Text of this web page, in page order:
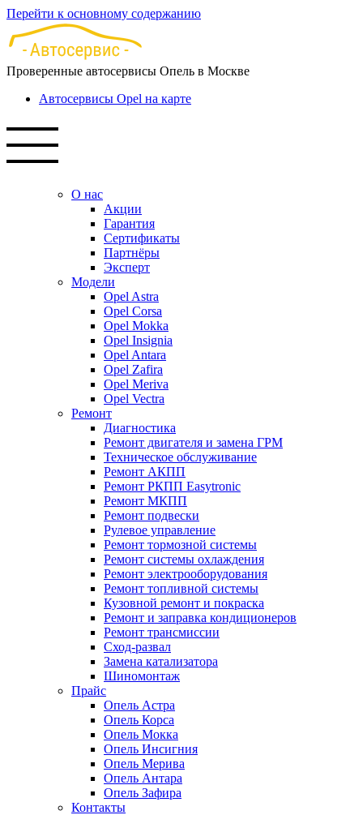
Перейти к основному содержанию
Проверенные автосервисы Опель в Москве
Автосервисы Opel на карте
О нас
Акции
Гарантия
Сертификаты
Партнёры
Эксперт
Модели
Opel Astra
Opel Corsa
Opel Mokka
Opel Insignia
Opel Antara
Opel Zafira
Opel Meriva
Opel Vectra
Ремонт
Диагностика
Ремонт двигателя и замена ГРМ
Техническое обслуживание
Ремонт АКПП
Ремонт РКПП Easytronic
Ремонт МКПП
Ремонт подвески
Рулевое управление
Ремонт тормозной системы
Ремонт системы охлаждения
Ремонт электрооборудования
Ремонт топливной системы
Кузовной ремонт и покраска
Ремонт и заправка кондиционеров
Ремонт трансмиссии
Сход-развал
Замена катализатора
Шиномонтаж
Прайс
Опель Астра
Опель Корса
Опель Мокка
Опель Инсигния
Опель Мерива
Опель Антара
Опель Зафира
Контакты